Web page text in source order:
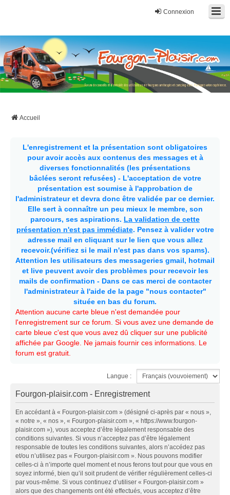
Connexion
Fourgon-plaisir.com
Forum de conseils et d'entraide des utilisateurs de fourgons, fourgons
aménagés, vans et de camping-car. Partagez votre expérience.
Accueil
L'enregistrement et la présentation sont obligatoires
pour avoir accès aux contenus des messages et à
diverses fonctionnalités (les présentations
bâclées seront refusées) - L'acceptation de votre
présentation est soumise à l'approbation de
l'administrateur et devra donc être validée par ce dernier.
Elle sert à connaître un peu mieux le membre, son
parcours, ses aspirations. La validation de cette
présentation n'est pas immédiate. Pensez à valider votre
adresse mail en cliquant sur le lien que vous allez
recevoir.(vérifiez si le mail n'est pas dans vos spams).
Attention les utilisateurs des messageries gmail, hotmail
et live peuvent avoir des problèmes pour recevoir les
mails de confirmation - Dans ce cas merci de contacter
l'administrateur à l'aide de la page "nous contacter"
située en bas du forum.
Attention aucune carte bleue n'est demandée pour
l'enregistrement sur ce forum. Si vous avez une demande de
carte bleue c'est que vous avez dû cliquer sur une publicité
affichée par Google. Ne jamais fournir ces informations. Le
forum est gratuit.
Langue :
Fourgon-plaisir.com - Enregistrement
En accédant à « Fourgon-plaisir.com » (désigné ci-après par « nous »,
« notre », « nos », « Fourgon-plaisir.com », « https://www.fourgon-
plaisir.com »), vous acceptez d’être légalement responsable des
conditions suivantes. Si vous n’acceptez pas d’être légalement
responsable de toutes les conditions suivantes, alors n’accédez pas
et/ou n’utilisez pas « Fourgon-plaisir.com ». Nous pouvons modifier
celles-ci à n’importe quel moment et nous ferons tout pour que vous en
soyez informé, bien qu’il soit prudent de vérifier régulièrement celles-ci
par vous-même. Si vous continuez d’utiliser « Fourgon-plaisir.com »
alors que des changements ont été effectués, vous acceptez d’être